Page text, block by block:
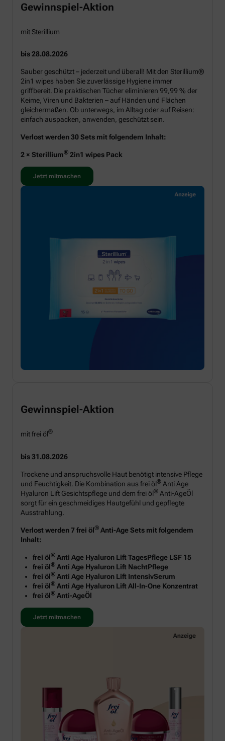
Gewinnspiel-Aktion
mit Sterillium
bis 28.08.2026
Sauber geschützt – jederzeit und überall! Mit den Sterillium®
2in1 wipes haben Sie zuverlässige Hygiene immer
griffbereit. Die praktischen Tücher eliminieren 99,99 % der
Keime, Viren und Bakterien – auf Händen und Flächen
gleichermaßen. Ob unterwegs, im Alltag oder auf Reisen:
einfach auspacken, anwenden, geschützt sein.
Verlost werden 30 Sets mit folgendem Inhalt:
2 × Sterillium® 2in1 wipes Pack
Jetzt mitmachen
Gewinnspiel-Aktion
mit frei öl®
bis 31.08.2026
Trockene und anspruchsvolle Haut benötigt intensive Pflege
und Feuchtigkeit. Die Kombination aus frei öl® Anti Age
Hyaluron Lift Gesichtspflege und dem frei öl® Anti-AgeÖl
sorgt für ein geschmeidiges Hautgefühl und gepflegte
Ausstrahlung.
Verlost werden 7 frei öl® Anti-Age Sets mit folgendem
Inhalt:
frei öl® Anti Age Hyaluron Lift TagesPflege LSF 15
frei öl® Anti Age Hyaluron Lift NachtPflege
frei öl® Anti Age Hyaluron Lift IntensivSerum
frei öl® Anti Age Hyaluron Lift All-In-One Konzentrat
frei öl® Anti-AgeÖl
Jetzt mitmachen